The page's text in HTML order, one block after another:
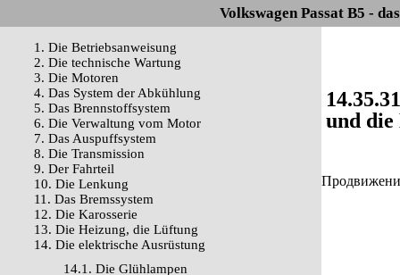
Volkswagen Passat B5 -
1. Die Betriebsanweisung
2. Die technische Wartung
3. Die Motoren
4. Das System der Abkühlung
5. Das Brennstoffsystem
6. Die Verwaltung vom Motor
7. Das Auspuffsystem
8. Die Transmission
9. Der Fahrteil
10. Die Lenkung
11. Das Bremssystem
12. Die Karosserie
13. Die Heizung, die Lüftung
14. Die elektrische Ausrüstung
14.1. Die Glühlampen
und